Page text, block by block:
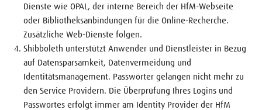
Dienste wie OPAL, der interne Bereich der HfM-Webseite
oder Bibliotheksanbindungen für die Online-Recherche.
Zusätzliche Web-Dienste folgen.
Shibboleth unterstützt Anwender und Dienstleister in Bezug
auf Datensparsamkeit, Datenvermeidung und
Identitätsmanagement. Passwörter gelangen nicht mehr zu
den Service Providern. Die Überprüfung Ihres Logins und
Passwortes erfolgt immer am Identity Provider der HfM